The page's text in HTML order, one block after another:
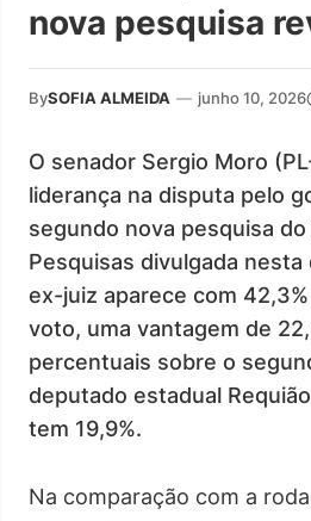
nova pesquisa
BySOFIA ALMEIDA — junho 10, 2026
O senador Sergio Moro
liderança na disputa pelo
segundo nova pesquisa
Pesquisas divulgada
ex-juiz aparece com
voto, uma vantagem de
percentuais sobre o
deputado estadual
tem 19,9%.
Na comparação com a